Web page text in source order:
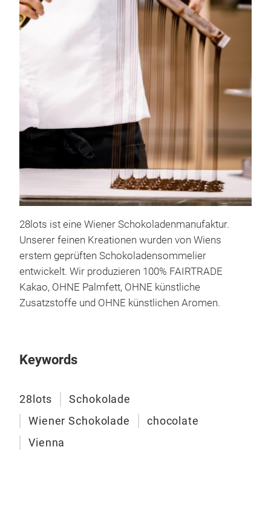
28lots ist eine Wiener Schokoladenmanufaktur.
Unserer feinen Kreationen wurden von Wiens
erstem geprüften Schokoladensommelier
entwickelt. Wir produzieren 100% FAIRTRADE
Kakao, OHNE Palmfett, OHNE künstliche
Zusatzstoffe und OHNE künstlichen Aromen.
Keywords
28lots
Schokolade
Wiener Schokolade
chocolate
Vienna